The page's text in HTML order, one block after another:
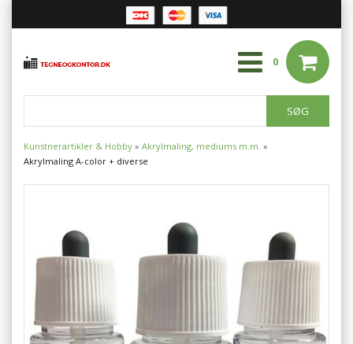
0
Kunstnerartikler & Hobby » Akrylmaling, mediums m.m. »
Akrylmaling A-color + diverse